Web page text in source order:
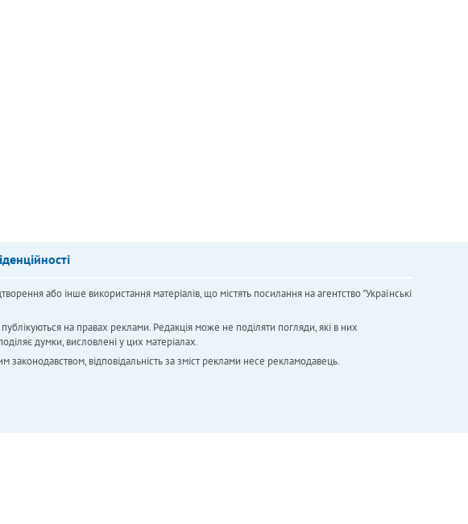
або інше використання матеріалів, що містять посилання на агентство "Українськi
на правах реклами. Редакція може не поділяти погляди, які в них
думки, висловлені у цих матеріалах.
законодавством, відповідальність за зміст реклами несе рекламодавець.